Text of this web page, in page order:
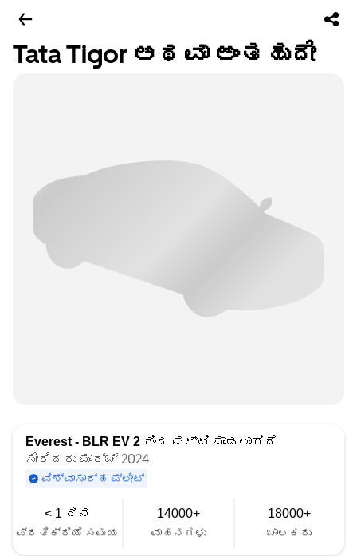
Tata Tigor ಅಥವಾ ಅಂತಹುದೇ
Everest - BLR EV 2 ರಿಂದ ಪಟ್ಟಿ ಮಾಡಲಾಗಿದೆ
ಸೇರಿದರು ಮಾರ್ಚ್ 2024
ವಿಶ್ವಾಸಾರ್ಹ ಫ್ಲೀಟ್
< 1 ದಿನ
ಪ್ರತಿಕ್ರಿಯೆ ಸಮಯ
14000+
ವಾಹನಗಳು
18000+
ಚಾಲಕರು